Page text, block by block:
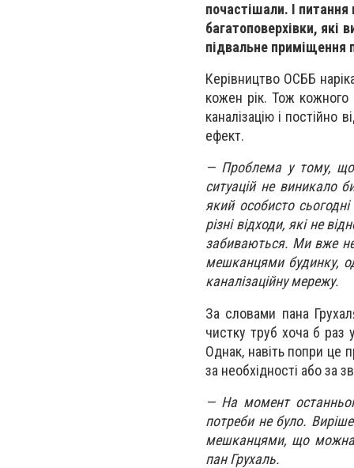
почастішали. І
багатоповерхівки, які
підвальне приміщення
Керівництво ОСББ
кожен рік. Тож кожного
каналізацію і
ефект.
— Проблема у тому, що
ситуацій не виникало
який особисто
різні відходи, які не
забиваються. Ми вже
мешканцями будинку,
каналізаційну мережу.
За словами пана
чистку труб хоча б раз
Однак, навіть попри це
за необхідності або за
— На момент
потреби не було.
мешканцями, що можна
пан Грухаль.